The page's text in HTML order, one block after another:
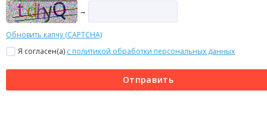
→
Обновить капчу (CAPTCHA)
Я согласен(a) с политикой обработки персональных данных
Отправить